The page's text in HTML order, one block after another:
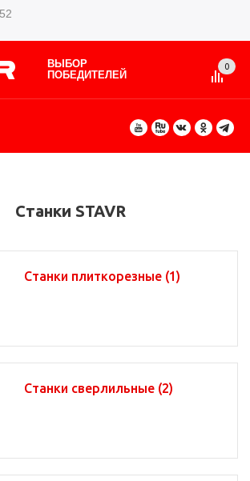
ВЫБОР
ПОБЕДИТЕЛЕЙ
0
ВИДЫ РАБОТ
Станки STAVR
Станки плиткорезные (1)
Станки сверлильные (2)